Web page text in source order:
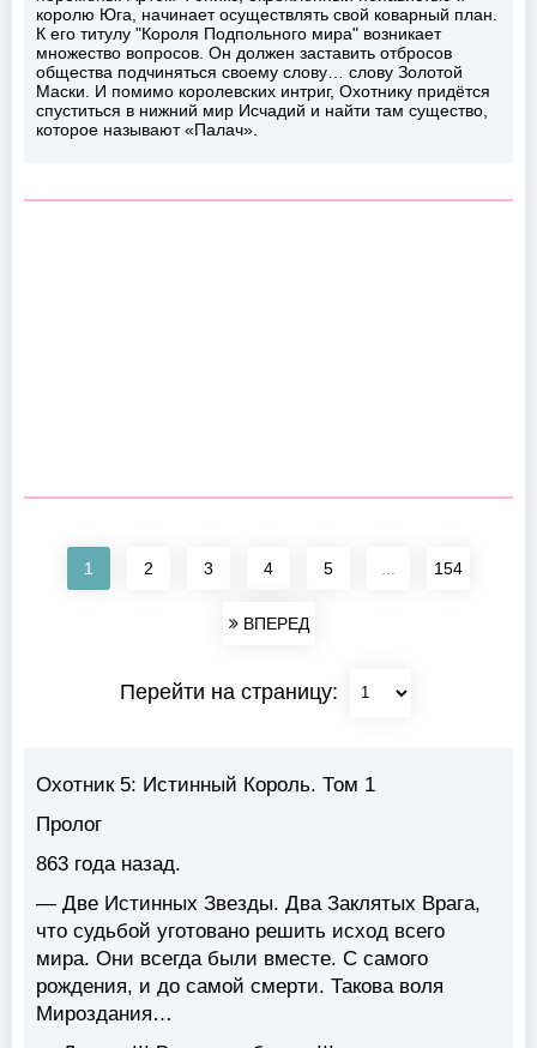
королю Юга, начинает осуществлять свой коварный план.
К его титулу "Короля Подпольного мира" возникает
множество вопросов. Он должен заставить отбросов
общества подчиняться своему слову… слову Золотой
Маски. И помимо королевских интриг, Охотнику придётся
спуститься в нижний мир Исчадий и найти там существо,
которое называют «Палач».
1 2 3 4 5 154
ВПЕРЕД
Перейти на страницу:
Охотник 5: Истинный Король. Том 1
Пролог
863 года назад.
— Две Истинных Звезды. Два Заклятых Врага,
что судьбой уготовано решить исход всего
мира. Они всегда были вместе. С самого
рождения, и до самой смерти. Такова воля
Мироздания…